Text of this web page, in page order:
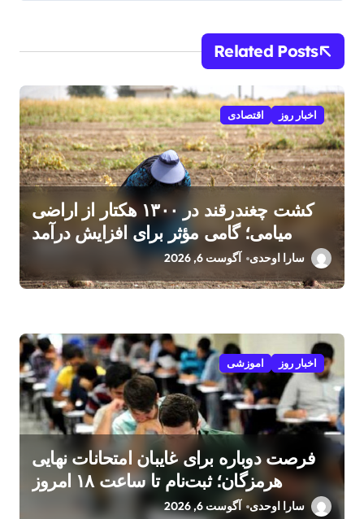
Related Posts
اخبار روز اقتصادی
کشت چغندرقند در ۱۳۰۰ هکتار از اراضی
میامی؛ گامی مؤثر برای افزایش درآمد
سارا اوحدی آگوست 6, 2026
اخبار روز اموزشی
فرصت دوباره برای غایبان امتحانات نهایی
هرمزگان؛ ثبت‌نام تا ساعت ۱۸ امروز
سارا اوحدی آگوست 6, 2026